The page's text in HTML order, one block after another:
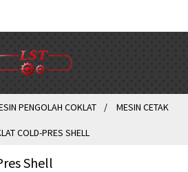
PENGOLAH COKLAT MESIN CETAK
COLD-PRES SHELL
Shell